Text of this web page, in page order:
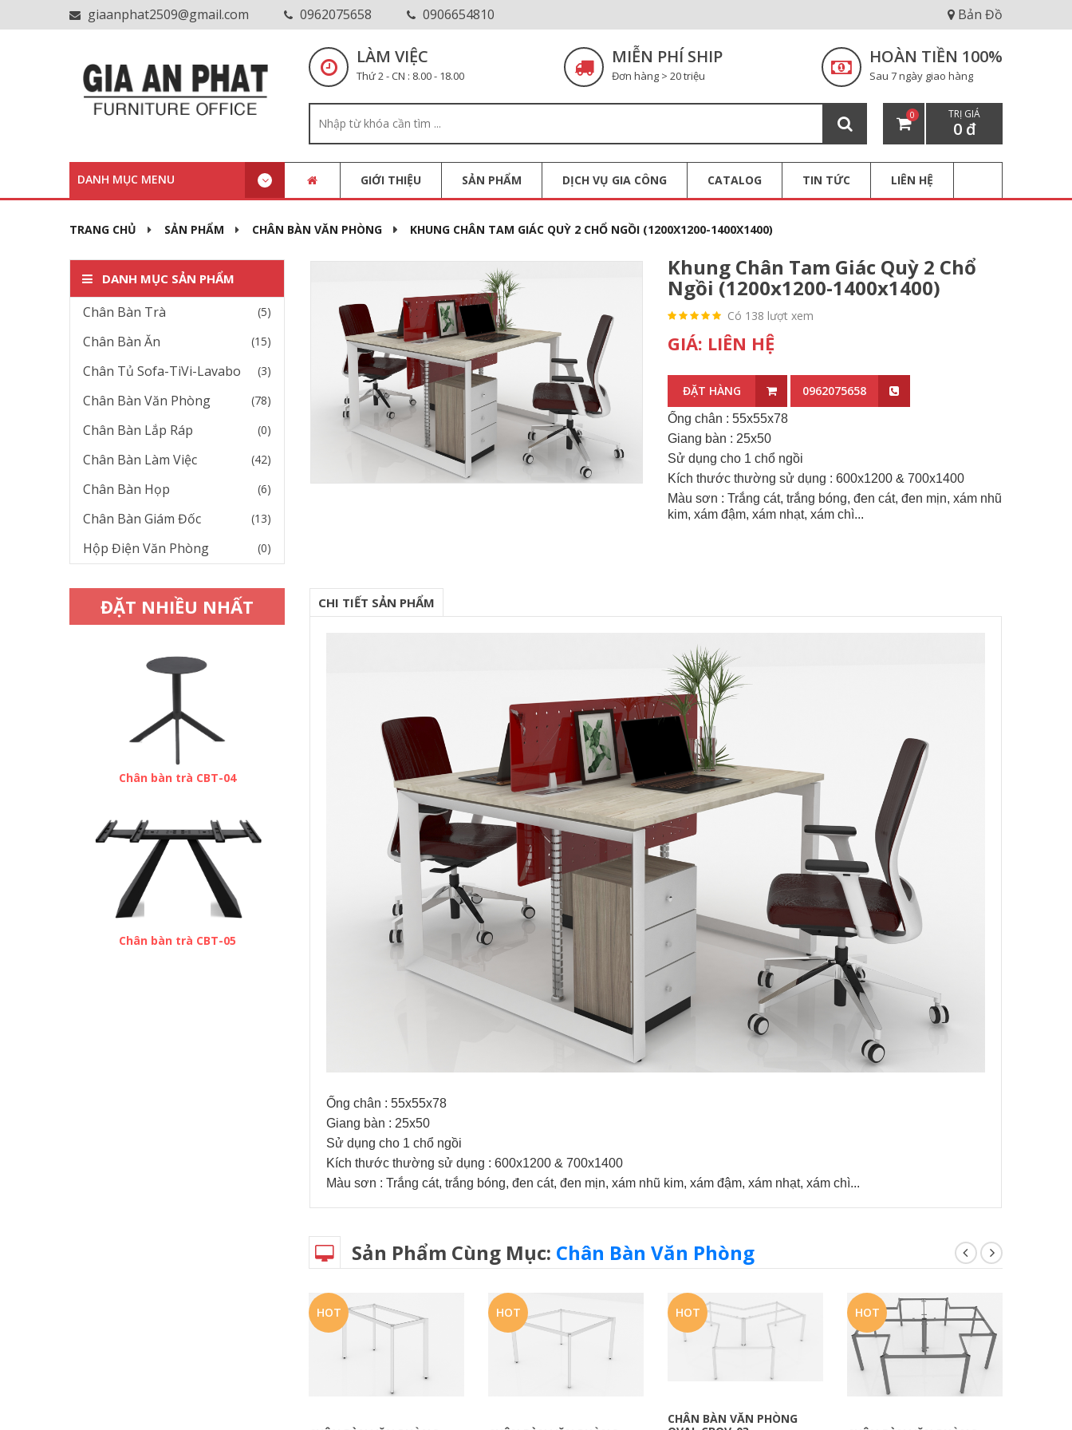
giaanphat2509@gmail.com 0962075658 0906654810 Bản Đồ
LÀM VIỆC
Thứ 2 - CN : 8.00 - 18.00
MIỄN PHÍ SHIP
Đơn hàng > 20 triệu
HOÀN TIỀN 100%
Sau 7 ngày giao hàng
0 TRỊ GIÁ
0 đ
DANH MỤC MENU GIỚI THIỆU SẢN PHẨM DỊCH VỤ GIA CÔNG CATALOG TIN TỨC LIÊN HỆ
TRANG CHỦ SẢN PHẨM CHÂN BÀN VĂN PHÒNG KHUNG CHÂN TAM GIÁC QUỲ 2 CHỔ NGỒI (1200X1200-1400X1400)
DANH MỤC SẢN PHẨM
Chân Bàn Trà (5)
Chân Bàn Ăn (15)
Chân Tủ Sofa-TiVi-Lavabo (3)
Chân Bàn Văn Phòng (78)
Chân Bàn Lắp Ráp (0)
Chân Bàn Làm Việc (42)
Chân Bàn Họp (6)
Chân Bàn Giám Đốc (13)
Hộp Điện Văn Phòng (0)
ĐẶT NHIỀU NHẤT
Chân bàn trà CBT-04
Chân bàn trà CBT-05
Khung Chân Tam Giác Quỳ 2 Chổ
Ngồi (1200x1200-1400x1400)
Có 138 lượt xem
GIÁ: LIÊN HỆ
ĐẶT HÀNG 0962075658
Ống chân : 55x55x78
Giang bàn : 25x50
Sử dụng cho 1 chổ ngồi
Kích thước thường sử dụng : 600x1200 & 700x1400
Màu sơn : Trắng cát, trắng bóng, đen cát, đen mịn, xám nhũ
kim, xám đậm, xám nhạt, xám chì...
CHI TIẾT SẢN PHẨM
Ống chân : 55x55x78
Giang bàn : 25x50
Sử dụng cho 1 chổ ngồi
Kích thước thường sử dụng : 600x1200 & 700x1400
Màu sơn : Trắng cát, trắng bóng, đen cát, đen mịn, xám nhũ kim, xám đậm, xám nhạt, xám chì...
Sản Phẩm Cùng Mục: Chân Bàn Văn Phòng
HOT HOT HOT
CHÂN BÀN VĂN PHÒNG
HOT